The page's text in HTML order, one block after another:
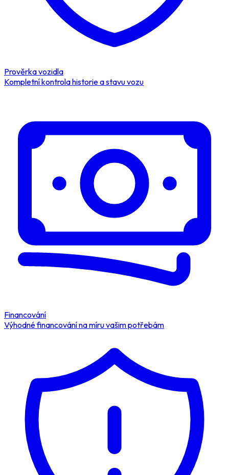
Prověrka vozidla
Kompletní kontrola historie a stavu vozu
Financování
Výhodné financování na míru vašim potřebám